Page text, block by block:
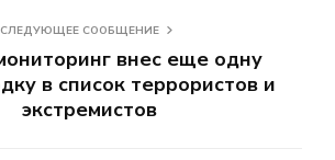
СЛЕДУЮЩЕЕ СООБЩЕНИЕ
внес еще одну
в список террористов и
экстремистов